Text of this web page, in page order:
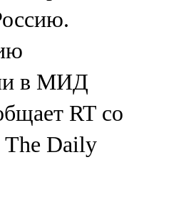
в МИД
RT со
The Daily